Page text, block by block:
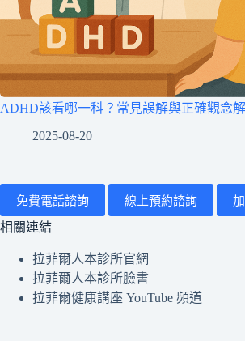
ADHD該看哪一科？常見誤解與正確觀念
2025-08-20
免費電話諮詢 線上預約諮詢
相關連結
拉菲爾人本診所官網
拉菲爾人本診所臉書
拉菲爾健康講座 YouTube 頻道